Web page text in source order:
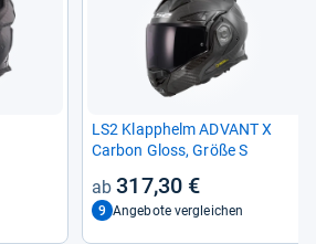
LS2 Klapp­helm ADVANT X
Car­bon Gloss, Größe S
317,30 €
9 Angebote vergleichen